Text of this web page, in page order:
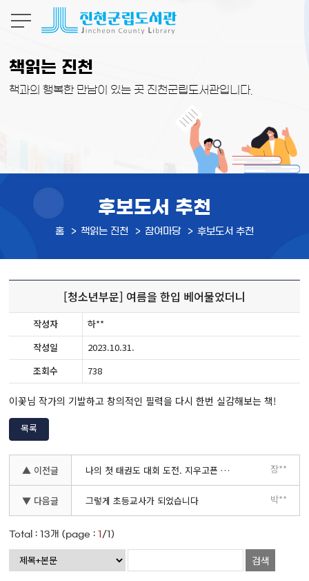
책읽는 진천
책과의 행복한 만남이 있는 곳 진천군립도서관입니다.
후보도서 추천
홈 책읽는 진천 참여마당 후보도서 추천
[청소년부문] 여름을 한입 베어물었더니
작성자
하**
작성일
2023.10.31.
조회수
738
이꽃님 작가의 기발하고 창의적인 필력을 다시 한번 실감해보는 책!
목록
▲ 이전글 나의 첫 태권도 대회 도전. 지우고픈 기억일까? 아님 성장의 기록일까? 장**
▼ 다음글 그렇게 초등교사가 되었습니다 박**
Total :13개 (page :1 /1)
검색